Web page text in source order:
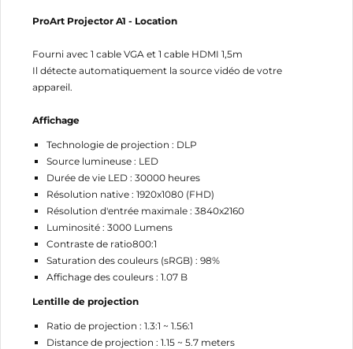
ProArt Projector A1 - Location
Fourni avec 1 cable VGA et 1 cable HDMI 1,5m
Il détecte automatiquement la source vidéo de votre
appareil.
Affichage
Technologie de projection : DLP
Source lumineuse : LED
Durée de vie LED : 30000 heures
Résolution native : 1920x1080 (FHD)
Résolution d'entrée maximale : 3840x2160
Luminosité : 3000 Lumens
Contraste de ratio800:1
Saturation des couleurs (sRGB) : 98%
Affichage des couleurs : 1.07 B
Lentille de projection
Ratio de projection : 1.3:1 ~ 1.56:1
Distance de projection : 1.15 ~ 5.7 meters